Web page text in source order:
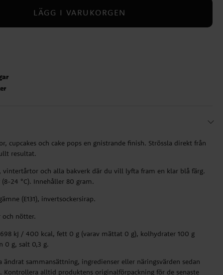
LÄGG I VARUKORGEN
cupcakes och cake pops en gnistrande finish. Strössla direkt från
resultat.
och alla bakverk där du vill lyfta fram en klar blå färg.
24 °C). Innehåller 80 gram.
(E131), invertsockersirap.
och nötter.
kJ / 400 kcal, fett 0 g (varav mättat 0 g), kolhydrater 100 g
0 g, salt 0,3 g.
ändrat sammansättning, ingredienser eller näringsvärden sedan
Kontrollera alltid produktens originalförpackning för de senaste